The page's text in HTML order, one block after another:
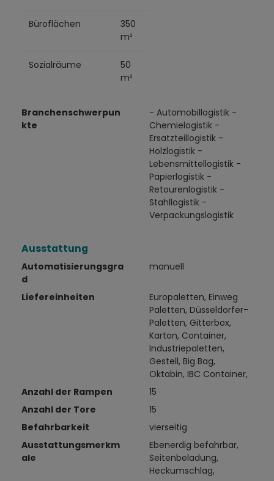
Büroflächen
350
m²
Sozialräume
50
m²
Branchenschwerpun
kte
- Automobillogistik -
Chemielogistik -
Ersatzteillogistik -
Holzlogistik -
Lebensmittellogistik -
Papierlogistik -
Retourenlogistik -
Stahllogistik -
Verpackungslogistik
Ausstattung
Automatisierungsgra
d
manuell
Liefereinheiten
Europaletten, Einweg
Paletten, Düsseldorfer-
Paletten, Gitterbox,
Karton, Container,
Industriepaletten,
Gestell, Big Bag,
Oktabin, IBC Container,
Anzahl der Rampen
15
Anzahl der Tore
15
Befahrbarkeit
vierseitig
Ausstattungsmerkm
ale
Ebenerdig befahrbar,
Seitenbeladung,
Heckumschlag,